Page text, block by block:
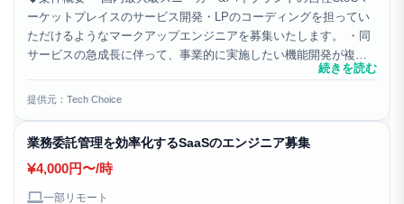
ーケットプレイスのサービス開発・LPのコーディングを担ってい
ただけるようなマークアップエンジニアを募集いたします。 ・同
サービスの急成長に伴って、事業的に実施したい機能開発が複数
あり、プロダクトマネージャーやデザイナーと協働し、効...続きを読む
提供元：Tech Choice
業務委託管理を効率化するSaaSのエンジニア募集
4,000円〜/時
一部リモート